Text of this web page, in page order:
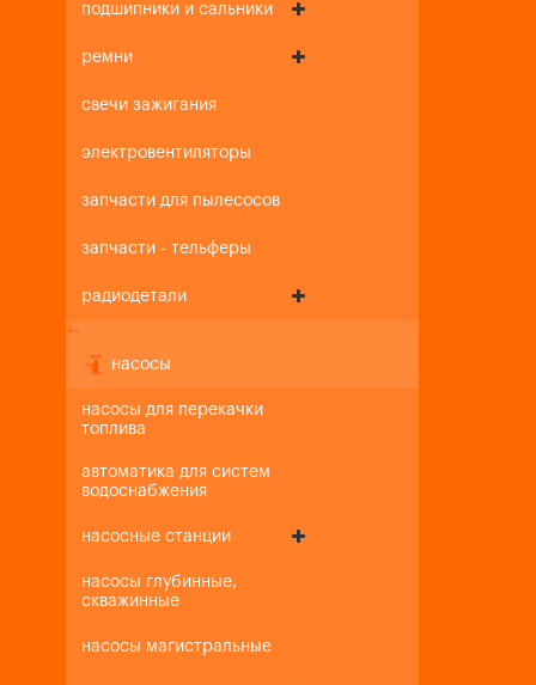
подшипники и сальники
ремни
свечи зажигания
электровентиляторы
запчасти для пылесосов
запчасти - тельферы
радиодетали
+-
насосы
насосы для перекачки
топлива
автоматика для систем
водоснабжения
насосные станции
насосы глубинные,
скважинные
насосы магистральные